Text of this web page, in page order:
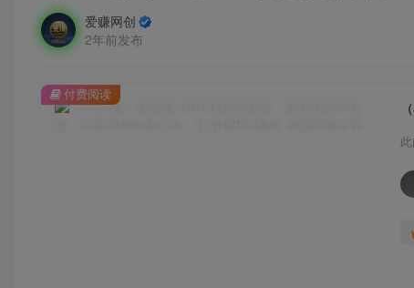
爱赚网创
2年前发布
付费阅读